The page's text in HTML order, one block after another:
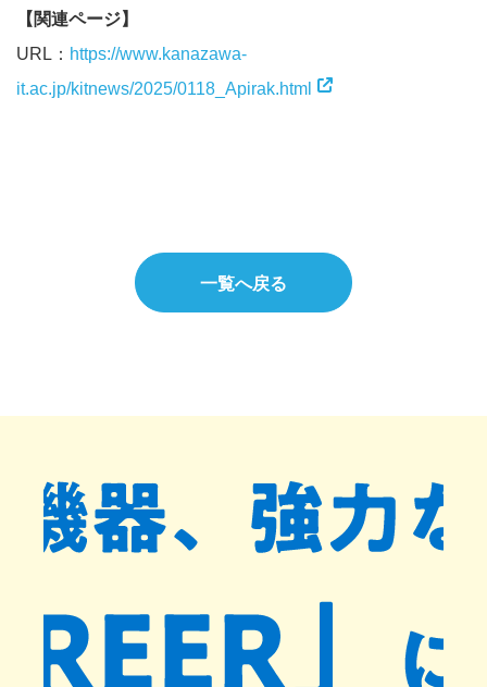
【関連ページ】
URL： https://www.kanazawa-
it.ac.jp/kitnews/2025/0118_Apirak.html
一覧へ戻る